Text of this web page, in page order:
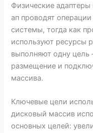
Физические
ап проводят
системы, тогда как
используют ресурсы
выполняют одну
размещение и
массива.
Ключевые цели
дисковый массив
основных целей: